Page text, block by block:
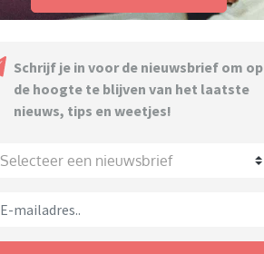
Schrijf je in voor de nieuwsbrief om op
de hoogte te blijven van het laatste
nieuws, tips en weetjes!
Selecteer een nieuwsbrief